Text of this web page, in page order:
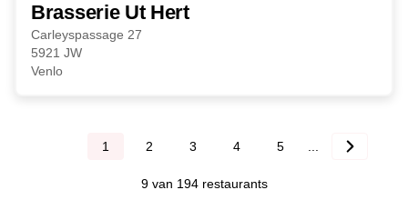
Brasserie Ut Hert
Carleyspassage 27
5921 JW
Venlo
1 2 3 4 5
9 van 194 restaurants